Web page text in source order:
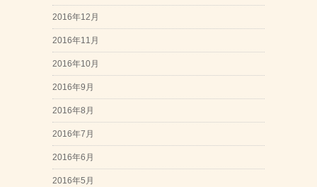
2016年12月
2016年11月
2016年10月
2016年9月
2016年8月
2016年7月
2016年6月
2016年5月